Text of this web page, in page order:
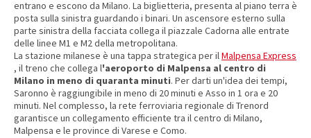
entrano e escono da Milano. La biglietteria, presenta al piano terra è
posta sulla sinistra guardando i binari. Un ascensore esterno sulla
parte sinistra della facciata collega il piazzale Cadorna alle entrate
delle linee M1 e M2 della metropolitana.
La stazione milanese è una tappa strategica per ilMalpensa Express
, il treno che collega l'aeroporto di Malpensa al centro di
Milano in meno di quaranta minuti. Per darti un'idea dei tempi,
Saronno è raggiungibile in meno di 20 minuti e Asso in 1 ora e 20
minuti. Nel complesso, la rete ferroviaria regionale di Trenord
garantisce un collegamento efficiente tra il centro di Milano,
Malpensa e le province di Varese e Como.